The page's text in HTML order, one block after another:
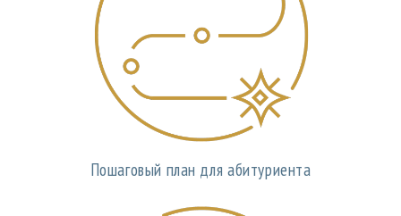
Пошаговый план для абитуриента